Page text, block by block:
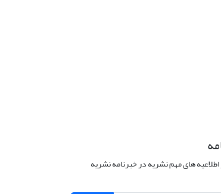
اطلاعیه های مهم نشریه در خبرنامه نشریه